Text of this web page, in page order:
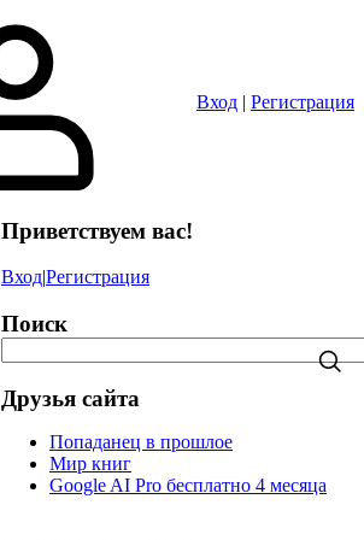
Вход | Регистрация
Приветствуем вас!
Вход|Регистрация
Поиск
Друзья сайта
Попаданец в прошлое
Мир книг
Google AI Pro бесплатно 4 месяца